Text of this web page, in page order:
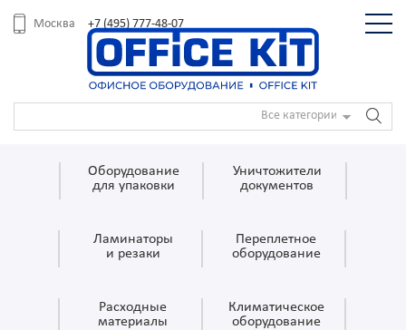
Москва +7 (495) 777-48-07
Все категории
Оборудование
для упаковки
Уничтожители
документов
Ламинаторы
и резаки
Переплетное
оборудование
Расходные
материалы
Климатическое
оборудование